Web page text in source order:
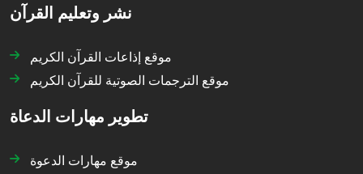
نشر وتعليم القرآن
موقع إذاعات القرآن الكريم
موقع الترجمات الصوتية للقرآن الكريم
تطوير مهارات الدعاة
موقع مهارات الدعوة